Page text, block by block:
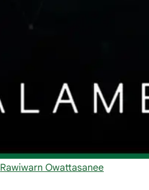
Rawiwarn Owattasanee